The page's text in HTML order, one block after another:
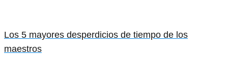
Los 5 mayores desperdicios de tiempo de los
maestros